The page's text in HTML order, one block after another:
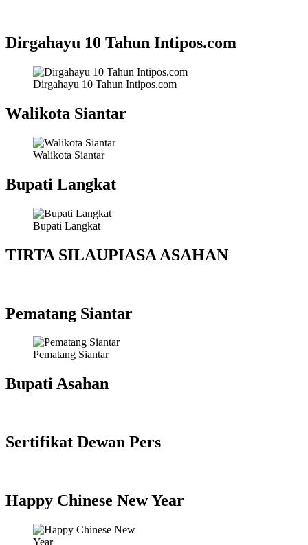
Dirgahayu 10 Tahun Intipos.com
Dirgahayu 10 Tahun Intipos.com
Walikota Siantar
Walikota Siantar
Bupati Langkat
Bupati Langkat
TIRTA SILAUPIASA ASAHAN
Pematang Siantar
Pematang Siantar
Bupati Asahan
Sertifikat Dewan Pers
Happy Chinese New Year